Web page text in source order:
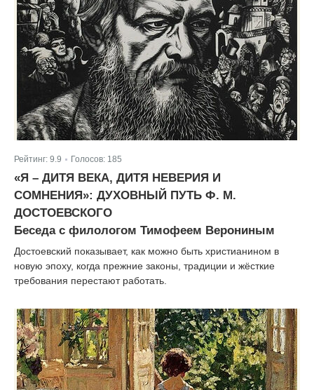
Рейтинг: 9.9 Голосов: 185
«Я – ДИТЯ ВЕКА, ДИТЯ НЕВЕРИЯ И
СОМНЕНИЯ»: ДУХОВНЫЙ ПУТЬ Ф. М.
ДОСТОЕВСКОГО
Беседа с филологом Тимофеем Верониным
Достоевский показывает, как можно быть христианином в
новую эпоху, когда прежние законы, традиции и жёсткие
требования перестают работать.